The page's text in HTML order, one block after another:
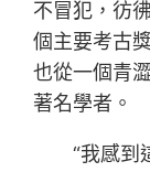
不冒犯，彷
個主要考古
也從一個青
著名學者。
“我感到